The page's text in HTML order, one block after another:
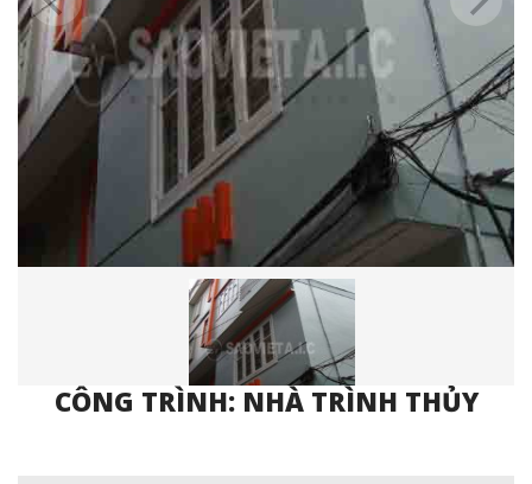
CÔNG TRÌNH: NHÀ TRÌNH THỦY